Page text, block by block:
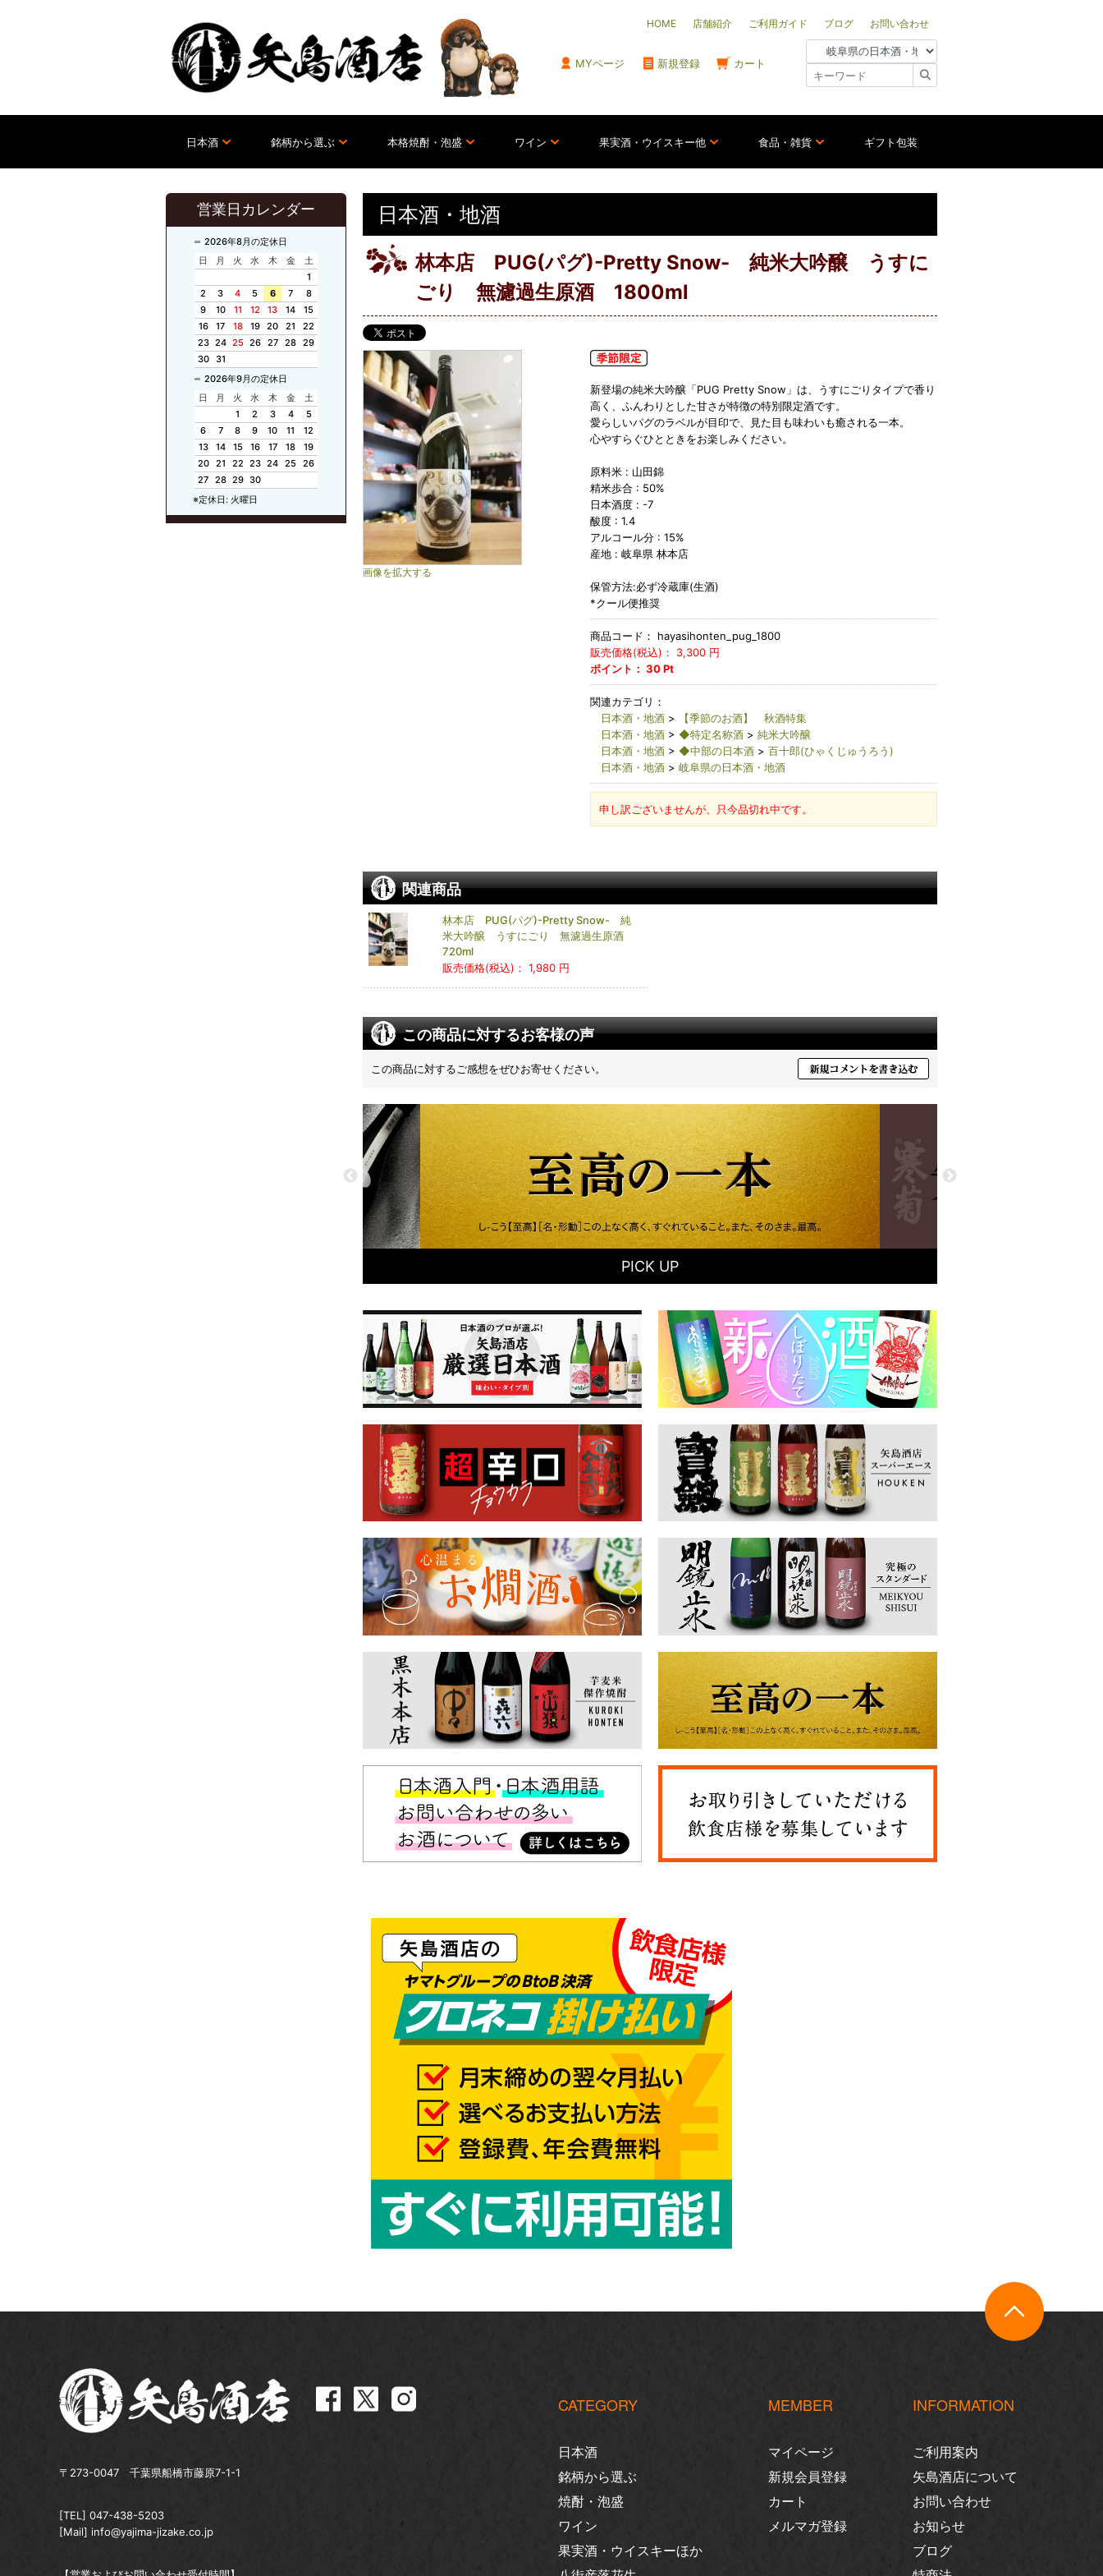
HOME 店舗紹介 ご利用ガイド ブログ お問い合わせ
MYページ 新規登録 カート
日本酒 銘柄から選ぶ 本格焼酎・泡盛 ワイン 果実酒・ウイスキー他 食品・雑貨 ギフト包装
営業日カレンダー
2026年8月の定休日
日
月 火 水 木 金
土
1
2
3 4 5 6 7
8
9
10 11 12 13 14
15
16
17 18 19 20 21
22
23 24 25 26 27 28 29
30
31
2026年9月の定休日
日
月 火 水 木 金
土
1
2 3 4
5
6
7 8 9 10 11
12
13
14 15 16 17 18
19
20
21 22 23 24 25 26
27 28 29 30
※定休日: 火曜日
日本酒・地酒
林本店 PUG(パグ)-Pretty Snow- 純米大吟醸 うすに
ごり 無濾過生原酒 1800ml
画像を拡大する
新登場の純米大吟醸「PUG Pretty Snow」は、うすにごりタイプで香り
高く、ふんわりとした甘さが特徴の特別限定酒です。
愛らしいパグのラベルが目印で、見た目も味わいも癒される一本。
心やすらぐひとときをお楽しみください。
原料米 : 山田錦
精米歩合 : 50%
日本酒度 : -7
酸度 : 1.4
アルコール分 : 15%
産地 : 岐阜県 林本店
保管方法:必ず冷蔵庫(生酒)
*クール便推奨
商品コード：
hayasihonten_pug_1800
販売価格(税込)：
3,300円
ポイント： 30Pt
関連カテゴリ：
日本酒・地酒>
【季節のお酒】 秋酒特集
日本酒・地酒> ◆特定名称酒> 純米大吟醸
日本酒・地酒> ◆中部の日本酒> 百十郎(ひゃくじゅうろう)
日本酒・地酒> 岐阜県の日本酒・地酒
申し訳ございませんが、只今品切れ中です。
関連商品
林本店 PUG(パグ)-Pretty Snow- 純
米大吟醸 うすにごり 無濾過生原酒
720ml
販売価格(税込)： 1,980 円
この商品に対するお客様の声
この商品に対するご感想をぜひお寄せください。
PICK UP
〒273-0047 千葉県船橋市藤原7-1-1
[TEL] 047-438-5203
[Mail] info@yajima-jizake.co.jp
CATEGORY
日本酒
銘柄から選ぶ
焼酎・泡盛
ワイン
果実酒・ウイスキーほか
MEMBER
マイページ
新規会員登録
カート
メルマガ登録
INFORMATION
ご利用案内
矢島酒店について
お問い合わせ
お知らせ
ブログ